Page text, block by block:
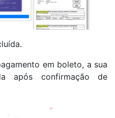
em boleto, a sua
após confirmação de